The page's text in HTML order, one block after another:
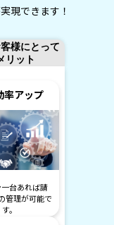
現できます！
様にとって
リット
率アップ
台あれば請
管理が可能で
す。